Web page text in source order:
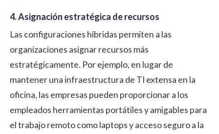
4. Asignación estratégica de recursos
Las configuraciones híbridas permiten a las
organizaciones asignar recursos más
estratégicamente. Por ejemplo, en lugar de
mantener una infraestructura de TI extensa en la
oficina, las empresas pueden proporcionar a los
empleados herramientas portátiles y amigables para
el trabajo remoto como laptops y acceso seguro a la